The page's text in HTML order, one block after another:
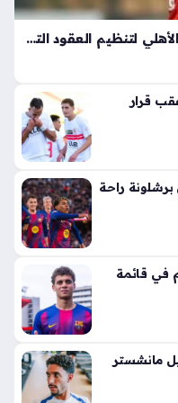
تغييرات جذرية في سياسة النادي الأهلي لتنظيم العقود التجارية وحقوق إعلانات اللاعبين
هذا التوجه إلى ضبط
الثابتة، إذ أكدت التقارير
قرار
راحة
في قائمة
مانشستر